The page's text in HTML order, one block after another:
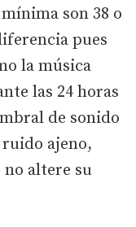
son 38 o
pues
la música
las 24 horas
de sonido
ajeno,
no altere su